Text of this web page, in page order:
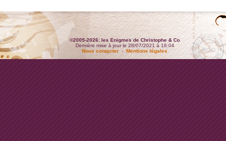
©2005-2026: les Enigmes de Christophe & Co
Dernière mise à jour le 28/07/2021 à 16:04
Nous contacter -Mentions légales